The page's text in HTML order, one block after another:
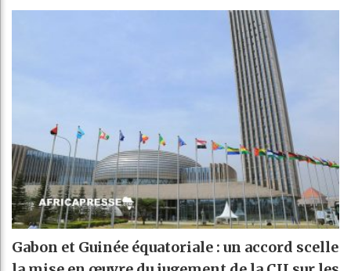
Gabon et Guinée équatoriale : un accord scelle